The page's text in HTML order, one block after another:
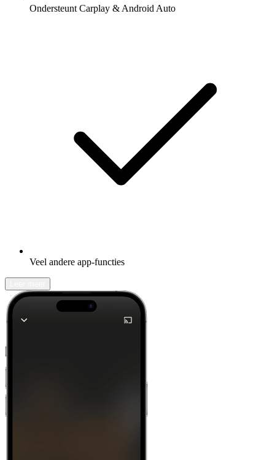
Ondersteunt Carplay & Android Auto
Veel andere app-functies